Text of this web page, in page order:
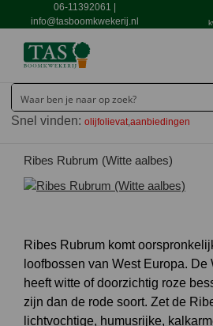
06-11392061
info@tasboomkwekerij.nl
Contact en bestellen
Catalogus
Aanbiedingen
Tuincentrum Waddinxveen
Service
Tuinthema’s
Snel vinden:olijfolievat aanbiedingen
Ribes Rubrum (Witte aalbes)
Ribes Rubrum komt
loofbossen van West Europa. De
heeft witte of doorzichtig roze
zijn dan de rode soort. Zet de
lichtvochtige, humusrijke,